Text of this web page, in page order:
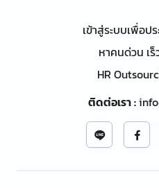
เข้าสู่ระบบเพื่อป
หาคนด่วน เร็
HR
ติดต่อเรา: